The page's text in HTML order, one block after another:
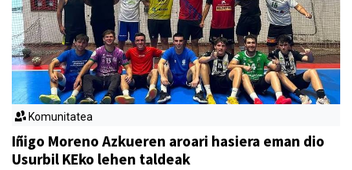
Komunitatea
Iñigo Moreno Azkueren aroari hasiera eman dio
Usurbil KEko lehen taldeak